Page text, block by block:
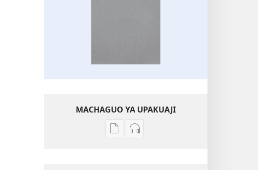
MACHAGUO YA UPAKUAJI
MbinuMbinu